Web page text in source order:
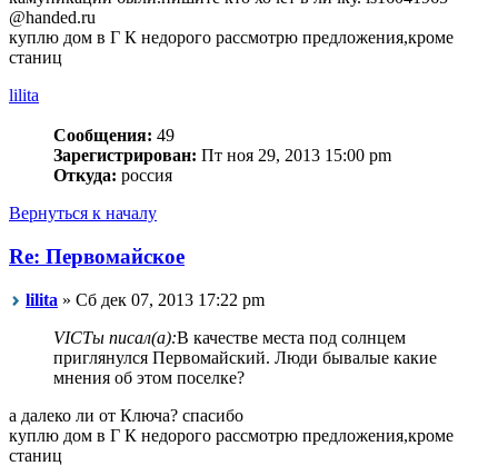
@handed.ru
куплю дом в Г К недорого рассмотрю предложения,кроме
станиц
lilita
Сообщения: 49
Зарегистрирован: Пт ноя 29, 2013 15:00 pm
Откуда: россия
Вернуться к началу
Re: Первомайское
lilita » Сб дек 07, 2013 17:22 pm
VICTы писал(а):В качестве места под солнцем
приглянулся Первомайский. Люди бывалые какие
мнения об этом поселке?
а далеко ли от Ключа? спасибо
куплю дом в Г К недорого рассмотрю предложения,кроме
станиц